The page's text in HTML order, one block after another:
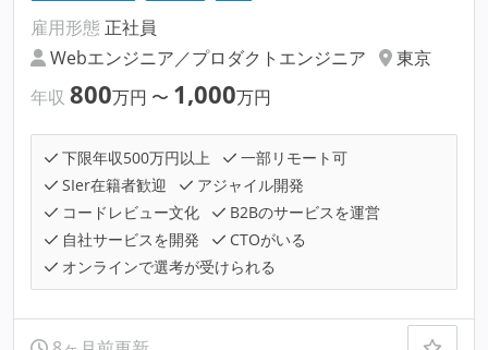
雇用形態 正社員
Webエンジニア／プロダクトエンジニア
東京
年収 800万円 〜 1,000万円
下限年収500万円以上
一部リモート可
SIer在籍者歓迎
アジャイル開発
コードレビュー文化
B2Bのサービスを運営
自社サービスを開発
CTOがいる
オンラインで選考が受けられる